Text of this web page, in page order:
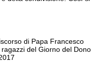
di Papa Francesco
del Giorno del Dono